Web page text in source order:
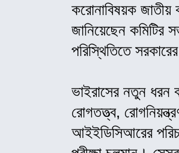
করোনাবিষয়ক জাতীয়
জানিয়েছেন
পরিস্থিতিতে
ভাইরাসের নতুন ধরন
রোগতত্ত্ব,
আইইডিসিআরের